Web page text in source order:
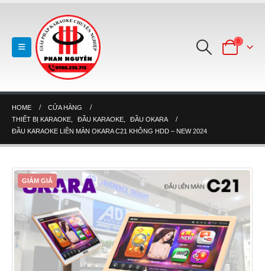
0
HOME
CỬA HÀNG
THIẾT BỊ KARAOKE
ĐẦU KARAOKE
ĐẦU OKARA
ĐẦU KARAOKE LIỀN MÀN OKARA C21 KHÔNG HDD – NEW 2024
GIẢM GIÁ